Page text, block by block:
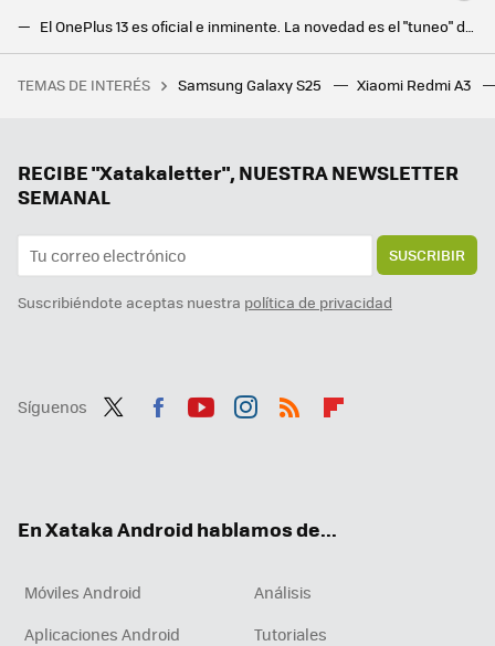
El OnePlus 13 es oficial e inminente. La novedad es el "tuneo" del Snapdragon con el equipo de "chips de PC que hicieron época"
10 apps maravillosas de Mac que aún no tienen equivalente de la misma calidad en Windows
TEMAS DE INTERÉS Samsung Galaxy S25 Xiaomi Redmi A3
RECIBE "Xatakaletter", NUESTRA NEWSLETTER
SEMANAL
SUSCRIBIR
Suscribiéndote aceptas nuestra política de privacidad
Síguenos
En Xataka Android hablamos de...
Móviles Android
Análisis
Aplicaciones Android
Tutoriales